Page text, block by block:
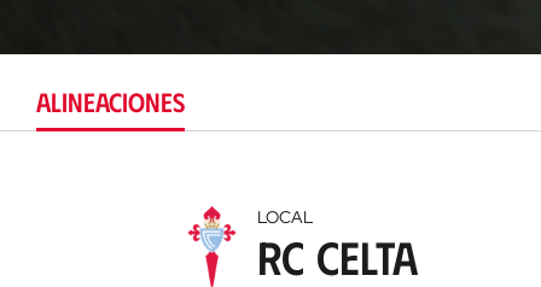
ALINEACIONES
LOCAL
RC Celta